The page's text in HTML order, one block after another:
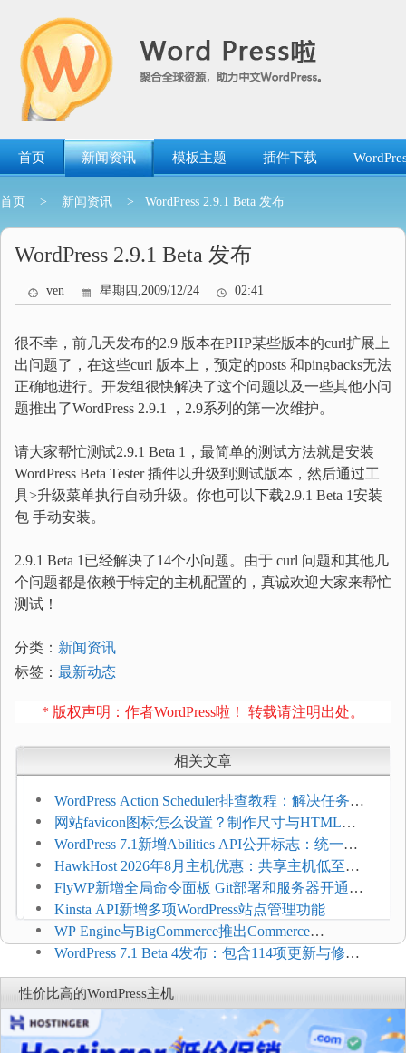
首页 新闻资讯 模板主题 插件下载
首页 > 新闻资讯 > WordPress 2.9.1 Beta 发布
WordPress 2.9.1 Beta 发布
ven 星期四,2009/12/24 02:41
很不幸，前几天发布的2.9 版本在PHP某些版本的curl扩展上
出问题了，在这些curl 版本上，预定的posts 和pingbacks无法
正确地进行。开发组很快解决了这个问题以及一些其他小问
题推出了WordPress 2.9.1 ，2.9系列的第一次维护。
请大家帮忙测试2.9.1 Beta 1，最简单的测试方法就是安装
WordPress Beta Tester 插件以升级到测试版本，然后通过工
具>升级菜单执行自动升级。你也可以下载2.9.1 Beta 1安装
包 手动安装。
2.9.1 Beta 1已经解决了14个小问题。由于 curl 问题和其他几
个问题都是依赖于特定的主机配置的，真诚欢迎大家来帮忙
测试！
分类： 新闻资讯
标签： 最新动态
* 版权声明：作者WordPress啦！ 转载请注明出处。
相关文章
WordPress Action Scheduler排查教程：解决任务积
压和订单延迟
网站favicon图标怎么设置？制作尺寸与HTML添
加方法
WordPress 7.1新增Abilities API公开标志：统一支
持REST API、MCP与AI代理
HawkHost 2026年8月主机优惠：共享主机低至
$2.61/月，高性能主机同步折扣
FlyWP新增全局命令面板 Git部署和服务器开通更
方便
Kinsta API新增多项WordPress站点管理功能
WP Engine与BigCommerce推出Commerce
Connect：WordPress商店可保留前台体验并扩展电
商能力
WordPress 7.1 Beta 4发布：包含114项更新与修
复，仅建议在测试环境体验
性价比高的WordPress主机